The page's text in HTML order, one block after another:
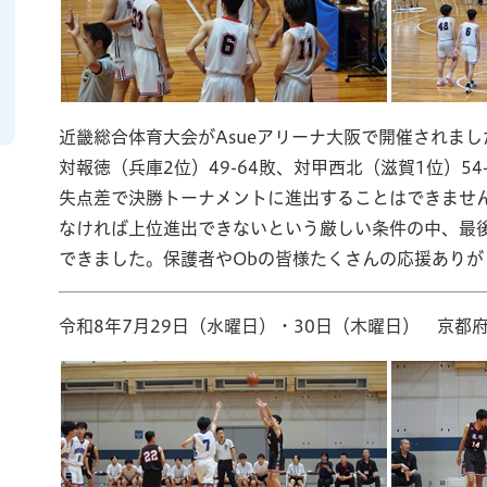
近畿総合体育大会がAsueアリーナ大阪で開催されま
対報徳（兵庫2位）49-64敗、対甲西北（滋賀1位）
失点差で決勝トーナメントに進出することはできま
なければ上位進出できないという厳しい条件の中、最
できました。保護者やObの皆様たくさんの応援あり
令和8年7月29日（水曜日）・30日（木曜日） 京都